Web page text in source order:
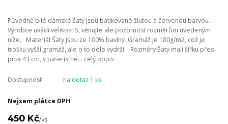
Původně bílé dámské šaty jsou batikované žlutou a červenou barvou.
Výrobce uvádí velikost S, věnujte ale pozornost rozměrům uvedeným
níže. Materiál Šaty jsou ze 100% bavlny. Gramáž je 180g/m2, což je
trošku vyšší gramáž, ale o to déle vydrží. Rozměry Šaty mají šířku přes
prsa 43 cm, v pase (v ne... celý popis
Dostupnost na dotaz 1 ks
Nejsem plátce DPH
450 Kč/ks